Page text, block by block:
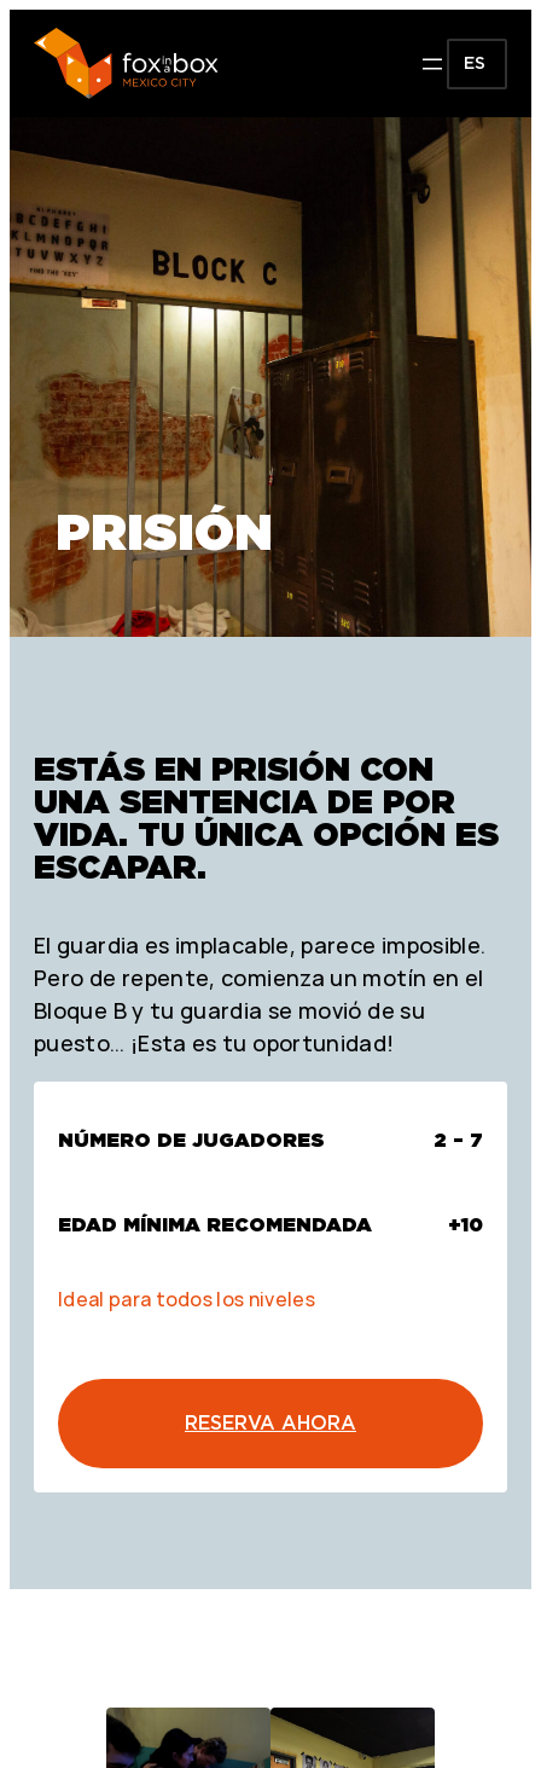
ES
PRISIÓN
ESTÁS EN PRISIÓN CON
UNA SENTENCIA DE POR
VIDA. TU ÚNICA OPCIÓN ES
ESCAPAR.
El guardia es implacable, parece imposible.
Pero de repente, comienza un motín en el
Bloque B y tu guardia se movió de su
puesto… ¡Esta es tu oportunidad!
NÚMERO DE JUGADORES 2 – 7
EDAD MÍNIMA RECOMENDADA +10
Ideal para todos los niveles
RESERVA AHORA